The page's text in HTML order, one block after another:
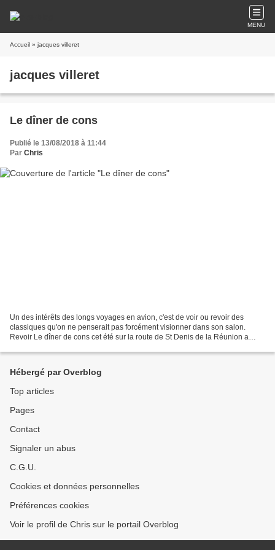
MENU
Accueil » jacques villeret
jacques villeret
Le dîner de cons
Publié le 13/08/2018 à 11:44
Par Chris
Un des intérêts des longs voyages en avion, c'est de voir ou revoir des
classiques qu'on ne penserait pas forcément visionner dans son salon.
Revoir Le dîner de cons cet été sur la route de St Denis de la Réunion a
Hébergé par Overblog
Top articles
Pages
Contact
Signaler un abus
C.G.U.
Cookies et données personnelles
Préférences cookies
Voir le profil de Chris sur le portail Overblog